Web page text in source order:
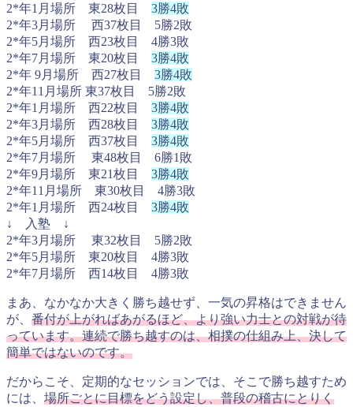
2*年1月場所 東28枚目 3勝4敗
2*年3月場所 西37枚目 5勝2敗
2*年5月場所 西23枚目 4勝3敗
2*年7月場所 東20枚目 3勝4敗
2*年 9月場所 西27枚目 3勝4敗
2*年11月場所 東37枚目 5勝2敗
2*年1月場所 西22枚目 3勝4敗
2*年3月場所 西28枚目 3勝4敗
2*年5月場所 西37枚目 3勝4敗
2*年7月場所 東48枚目 6勝1敗
2*年9月場所 東21枚目 3勝4敗
2*年11月場所 東30枚目 4勝3敗
2*年1月場所 西24枚目 3勝4敗
↓ 入塾 ↓
2*年3月場所 東32枚目 5勝2敗
2*年5月場所 東20枚目 4勝3敗
2*年7月場所 西14枚目 4勝3敗
まあ、なかなか大きく勝ち越せず、一気の昇格はできません
が、 番付が上がればあがるほど、より強い力士との対戦が待
っています。連続で勝ち越すのは、相撲の仕組み上、決して
簡単ではないのです。
だからこそ、定期的なセッションでは、そこで勝ち越すため
には、 場所ごとに目標をどう設定し、普段の稽古にとりく